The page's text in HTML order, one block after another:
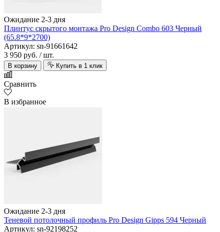
Ожидание 2-3 дня
Плинтус скрытого монтажа Pro Design Combo 603 Черный
(65.8*9*2700)
Артикул: sn-91661642
3 950 руб. / шт.
В корзину Купить в 1 клик
Сравнить
В избранное
Ожидание 2-3 дня
Теневой потолочный профиль Pro Design Gipps 594 Черный
Артикул: sn-92198252